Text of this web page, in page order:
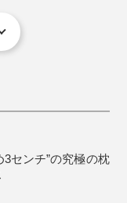
りに、ピーンとし
ないうちに、腰
繊維）100％ （エ
レス>）
使用はお避けください。
センチ”の究極の枕